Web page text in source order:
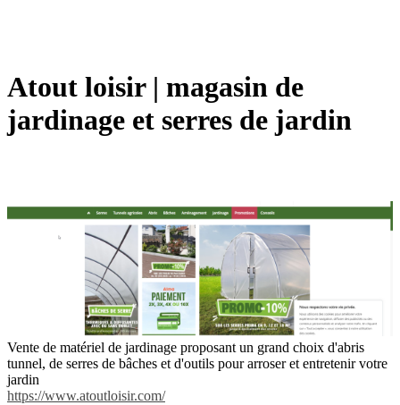
Atout loisir | magasin de
jardinage et serres de jardin
Vente de matériel de jardinage proposant un grand choix d'abris
tunnel, de serres de bâches et d'outils pour arroser et entretenir votre
jardin
https://www.atoutloisir.com/